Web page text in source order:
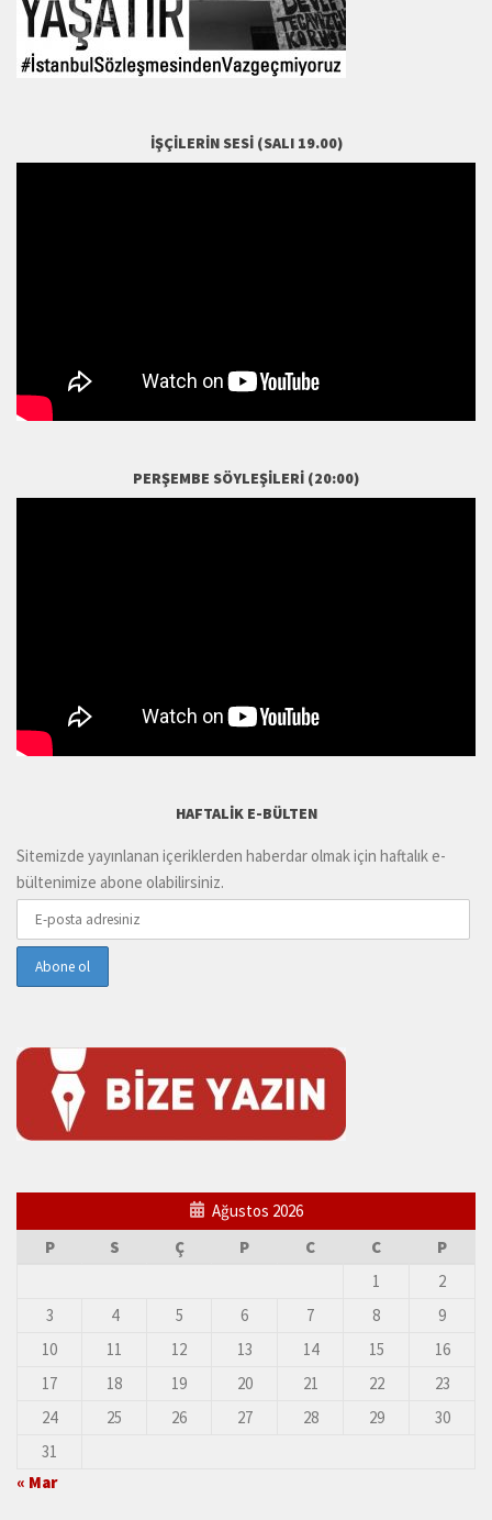
İŞÇILERIN SESI (SALI 19.00)
PERŞEMBE SÖYLEŞILERI (20:00)
HAFTALIK E-BÜLTEN
Sitemizde yayınlanan içeriklerden haberdar olmak için haftalık e-
bültenimize abone olabilirsiniz.
Ağustos 2026
P
S Ç P C C
P
1
2
3
4 5 6 7 8
9
10
11 12 13 14 15
16
17
18 19 20 21 22
23
24
25 26 27 28 29
30
31
« Mar